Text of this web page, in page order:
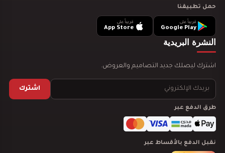
تصميم ديكور مدينة العاب مائية
تصميم ديكور نادي رياضي GYM
حمل تطبيقنا
قريباً على
Google Play
قريباً على
App Store
النشرة البريدية
اشترك ليصلك جديد التصاميم والعروض.
اشترك
طرق الدفع عبر
نقبل الدفع بالأقساط عبر